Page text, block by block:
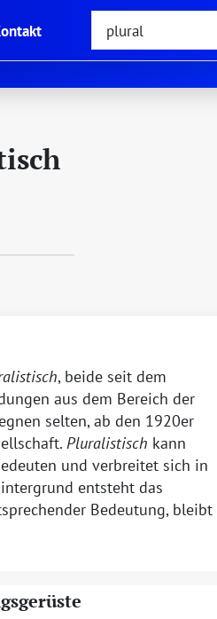
, beide seit dem
aus dem Bereich der
selten, ab den 1920er
Pluralistisch kann
und verbreitet sich in
entsteht das
Bedeutung, bleibt